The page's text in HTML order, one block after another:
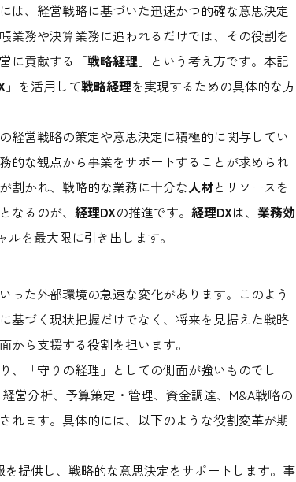
は、経営戦略に基づいた迅速かつ的確な意思決定
業務や決算業務に追われるだけでは、その役割を
に貢献する「戦略経理 」という考え方です。本記
」を活用して戦略経理を実現するための具体的な方
経営戦略の策定や意思決定に積極的に関与してい
的な観点から事業をサポートすることが求められ
割かれ、戦略的な業務に十分な人材とリソースを
なるのが、 経理DXの推進です。 経理DXは、 業務効
ルを最大限に引き出します。
た外部環境の急速な変化があります。このよう
基づく現状把握だけでなく、将来を見据えた戦略
から支援する役割を担います。
、「守りの経理」としての側面が強いものでし
営分析、予算策定・管理、資金調達、M&A戦略の
れます。具体的には、以下のような役割変革が期
提供し、戦略的な意思決定をサポートします。事